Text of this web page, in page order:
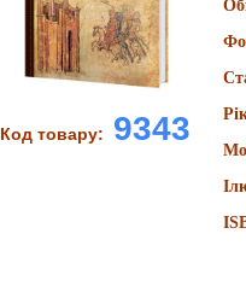
Код товару: 9343